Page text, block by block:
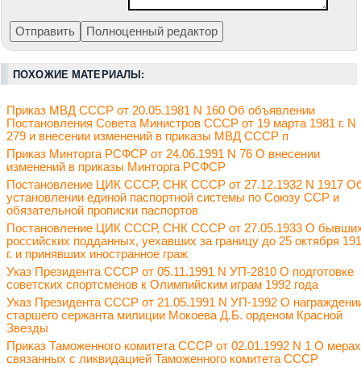
ПОХОЖИЕ МАТЕРИАЛЫ:
Приказ МВД СССР от 20.05.1981 N 160 Об объявлении
Постановления Совета Министров СССР от 19 марта 1981 г. N
279 и внесении изменений в приказы МВД СССР п
Приказ Минторга РСФСР от 24.06.1991 N 76 О внесении
изменений в приказы Минторга РСФСР
Постановление ЦИК СССР, СНК СССР от 27.12.1932 N 1917
установлении единой паспортной системы по Союзу ССР и
обязательной прописки паспортов
Постановление ЦИК СССР, СНК СССР от 27.05.1933 О
российских подданных, уехавших за границу до 25 октября
г. и принявших иностранное граж
Указ Президента СССР от 05.11.1991 N УП-2810 О подготовке
советских спортсменов к Олимпийским играм 1992 года
Указ Президента СССР от 21.05.1991 N УП-1992 О
старшего сержанта милиции Мокоева Д.Б. орденом Красной
Звезды
Приказ Таможенного комитета СССР от 02.01.1992 N 1 О
связанных с ликвидацией Таможенного комитета СССР